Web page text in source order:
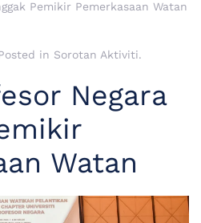
Pemikir Pemerkasaan Watan
in Sorotan Aktiviti.
Negara
Watan